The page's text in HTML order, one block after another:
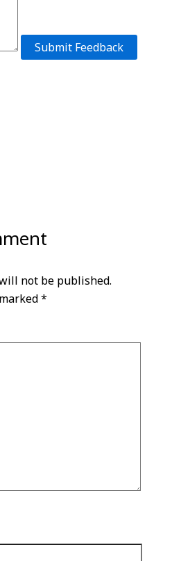
Submit Feedback
not be published.
*